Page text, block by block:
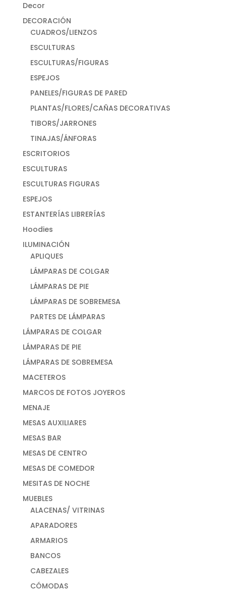
Decor
DECORACIÓN
CUADROS/LIENZOS
ESCULTURAS
ESCULTURAS/FIGURAS
ESPEJOS
PANELES/FIGURAS DE PARED
PLANTAS/FLORES/CAÑAS DECORATIVAS
TIBORS/JARRONES
TINAJAS/ÁNFORAS
ESCRITORIOS
ESCULTURAS
ESCULTURAS FIGURAS
ESPEJOS
ESTANTERÍAS LIBRERÍAS
Hoodies
ILUMINACIÓN
APLIQUES
LÁMPARAS DE COLGAR
LÁMPARAS DE PIE
LÁMPARAS DE SOBREMESA
PARTES DE LÁMPARAS
LÁMPARAS DE COLGAR
LÁMPARAS DE PIE
LÁMPARAS DE SOBREMESA
MACETEROS
MARCOS DE FOTOS JOYEROS
MENAJE
MESAS AUXILIARES
MESAS BAR
MESAS DE CENTRO
MESAS DE COMEDOR
MESITAS DE NOCHE
MUEBLES
ALACENAS/ VITRINAS
APARADORES
ARMARIOS
BANCOS
CABEZALES
CÓMODAS